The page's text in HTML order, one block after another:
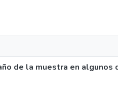
de la muestra en algunos